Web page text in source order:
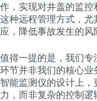
作，实现对井盖的监控
这种远程管理方式，尤
应，降低事故发生的风
值得一提的是，我们专
环节并非我们的核心业
智能监测仪的设计上
力，而非复杂的控制